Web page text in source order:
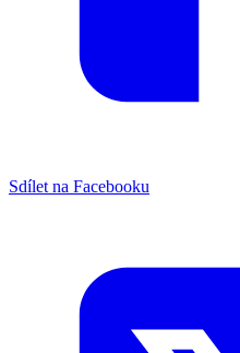
Sdílet na Facebooku